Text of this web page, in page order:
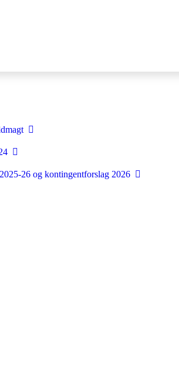
26 og kontingentforslag 2026